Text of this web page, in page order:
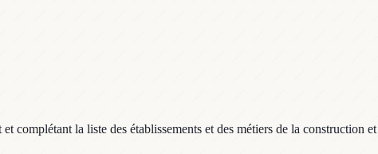
complétant la liste des établissements et des métiers de la